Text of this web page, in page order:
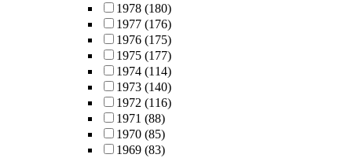
1978 (180)
1977 (176)
1976 (175)
1975 (177)
1974 (114)
1973 (140)
1972 (116)
1971 (88)
1970 (85)
1969 (83)